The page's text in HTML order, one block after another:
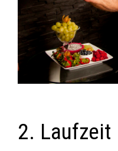
2. Laufzeit